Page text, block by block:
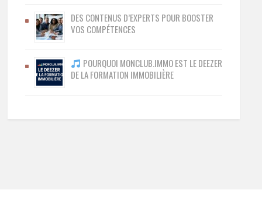
DES CONTENUS D’EXPERTS POUR BOOSTER
VOS COMPÉTENCES
POURQUOI MONCLUB.IMMO EST LE DEEZER
DE LA FORMATION IMMOBILIÈRE